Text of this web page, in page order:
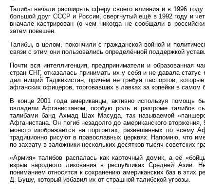
Талибы начали расширять сферу своего влияния и в 1996
большой друг СССР и России, свергнутый ещё в 1992 году и
вначале кастрирован (о чем никогда не сообщали в
затем повешен.
Талибы, в целом, покончили с гражданской войной и
связи с этим они пользовались определённой поддержкой
Почти вся интеллигенция, предприниматели и образованная
стран СНГ, отказалась принимать их у себя и не давала
дал нищий Таджикистан, причём не требуя паспортов,
афганских офицеров, торговавших в лавках за копейки в самом
В конце 2001 года американцы, активно используя помощь
овладели Афганистаном, особую роль в разгроме талибов
талибами банд Ахмад Шах Масуда, так называемой
Афганистана. Он погиб незадолго до американского
монстр изображается на портретах, развешанных по всему
традиционно рисуют в православных церквях. Напомню, что
по захвату в заложники нескольких десятков тысяч советских
«Армия» талибов распалась как карточный домик, а её
взрыв народного ликования в республиках Средней Азии.
пониманием относятся к сохранению американских баз в этих
Д. Бушу, который избавил их от страшной талибской угрозы.